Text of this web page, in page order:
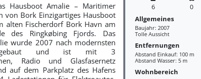
6 0
Allgemeines
Baujahr: 2007
Tolle Aussicht
Entfernungen
Abstand Einkauf: 100 m
Abstand Wasser: 5 m
Wohnbereich
Hausboot Amalie – Maritimer
von Bork Einzigartiges Hausboot
alten Fischerdorf Bork Havn am
des Ringkøbing Fjords. Das
wurde 2007 nach modernsten
gebaut und ist mit 3
Radio und Glasfasernetz
auf dem Parkplatz des Hafens